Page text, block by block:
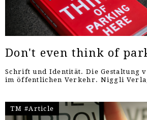
Don't even think of
Schrift und Identität. Die Gestaltung
im öffentlichen Verkehr. Niggli
TM #Article